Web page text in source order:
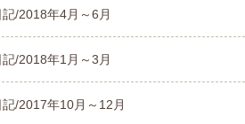
/2018年4月～6月
/2018年1月～3月
/2017年10月～12月